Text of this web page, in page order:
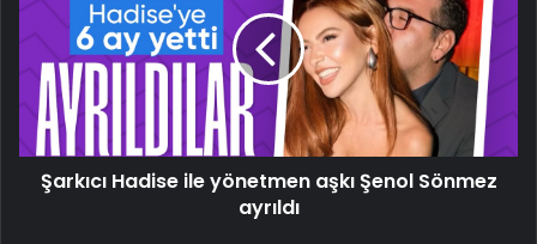
yönetmen
Şenol
Sönmez
ayrıldı
Şarkıcı Hadise ile yönetmen aşkı Şenol Sönmez
ayrıldı